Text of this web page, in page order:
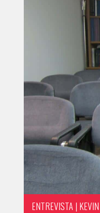
ENTREVISTA |